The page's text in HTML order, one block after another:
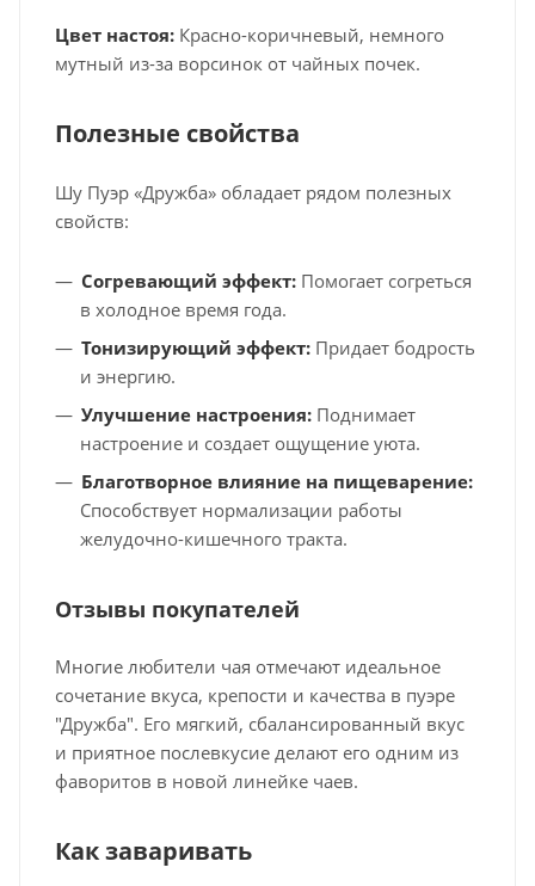
Цвет настоя: Красно-коричневый, немного
мутный из-за ворсинок от чайных почек.
Полезные свойства
Шу Пуэр «Дружба» обладает рядом полезных
свойств:
Согревающий эффект: Помогает согреться
в холодное время года.
Тонизирующий эффект: Придает бодрость
и энергию.
Улучшение настроения: Поднимает
настроение и создает ощущение уюта.
Благотворное влияние на пищеварение:
Способствует нормализации работы
желудочно-кишечного тракта.
Отзывы покупателей
Многие любители чая отмечают идеальное
сочетание вкуса, крепости и качества в пуэре
"Дружба". Его мягкий, сбалансированный вкус
и приятное послевкусие делают его одним из
фаворитов в новой линейке чаев.
Как заваривать